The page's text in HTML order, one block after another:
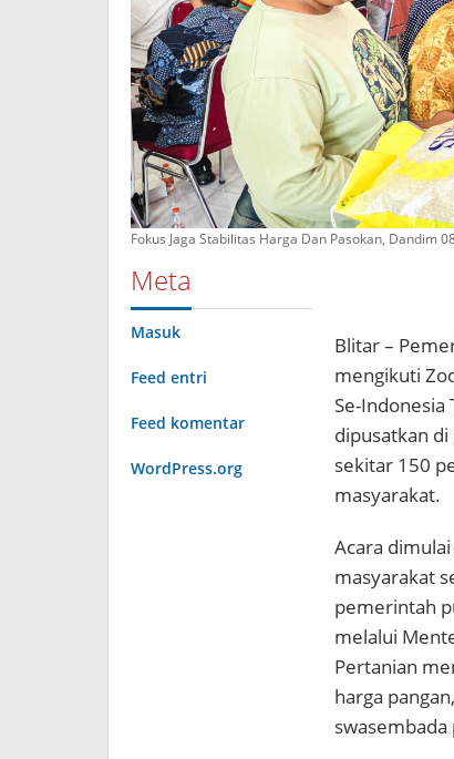
Fokus Jaga Stabilitas Harga Dan Pasokan, Dandim
Meta
Masuk
Feed entri
Feed komentar
WordPress.org
Blitar –
mengikuti
Se-Indonesia
dipusatkan
sekitar 150
masyarakat.
Acara
masyarakat
pemerintah
melalui
Pertanian
harga